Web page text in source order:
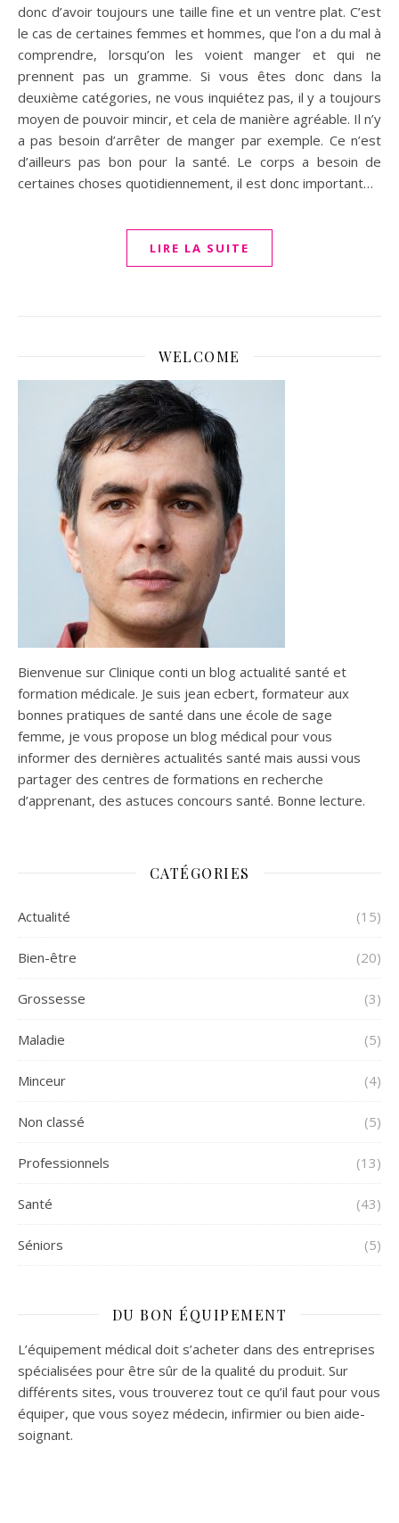
donc d’avoir toujours une taille fine et un ventre plat. C’est
le cas de certaines femmes et hommes, que l’on a du mal à
comprendre, lorsqu’on les voient manger et qui ne
prennent pas un gramme. Si vous êtes donc dans la
deuxième catégories, ne vous inquiétez pas, il y a toujours
moyen de pouvoir mincir, et cela de manière agréable. Il n’y
a pas besoin d’arrêter de manger par exemple. Ce n’est
d’ailleurs pas bon pour la santé. Le corps a besoin de
certaines choses quotidiennement, il est donc important…
LIRE LA SUITE
WELCOME
Bienvenue sur Clinique conti un blog actualité santé et
formation médicale. Je suis jean ecbert, formateur aux
bonnes pratiques de santé dans une école de sage
femme, je vous propose un blog médical pour vous
informer des dernières actualités santé mais aussi vous
partager des centres de formations en recherche
d’apprenant, des astuces concours santé. Bonne lecture.
CATÉGORIES
Actualité (15)
Bien-être (20)
Grossesse (3)
Maladie (5)
Minceur (4)
Non classé (5)
Professionnels (13)
Santé (43)
Séniors (5)
DU BON ÉQUIPEMENT
L’équipement médical doit s’acheter dans des entreprises
spécialisées pour être sûr de la qualité du produit. Sur
différents sites, vous trouverez tout ce qu’il faut pour vous
équiper, que vous soyez médecin, infirmier ou bien aide-
soignant.